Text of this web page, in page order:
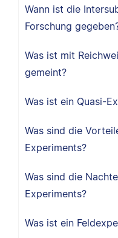
Wann ist die
Forschung
Was ist mit
gemeint?
Was ist ein Quasi-
Was sind die
Experiments?
Was sind die
Experiments?
Was ist ein